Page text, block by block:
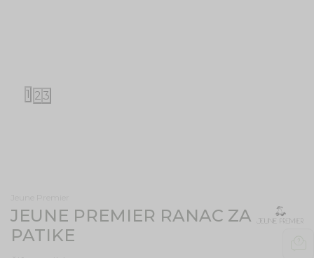
1 2 3
JEUNE PREMIER RANAC ZA
PATIKE